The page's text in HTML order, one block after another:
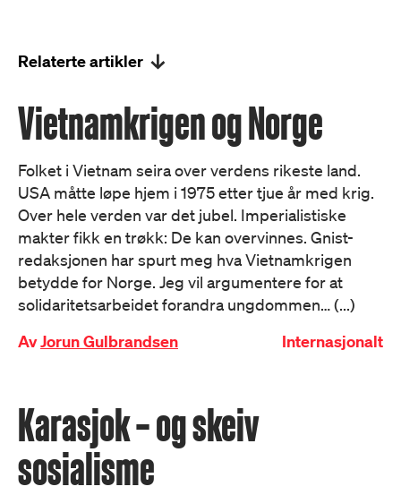
Relaterte artikler
Vietnamkrigen og Norge
Folket i Vietnam seira over verdens rikeste land.
USA måtte løpe hjem i 1975 etter tjue år med krig.
Over hele verden var det jubel. Imperialistiske
makter fikk en trøkk: De kan overvinnes. Gnist-
redaksjonen har spurt meg hva Vietnamkrigen
betydde for Norge. Jeg vil argumentere for at
solidaritetsarbeidet forandra ungdommen… (...)
AvJorun Gulbrandsen Internasjonalt
Karasjok – og skeiv
sosialisme